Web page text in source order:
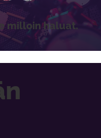
milloin haluat.